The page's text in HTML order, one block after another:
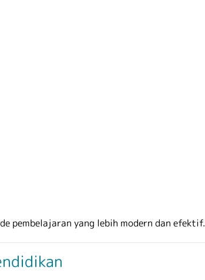
pembelajaran yang lebih modern dan efektif.